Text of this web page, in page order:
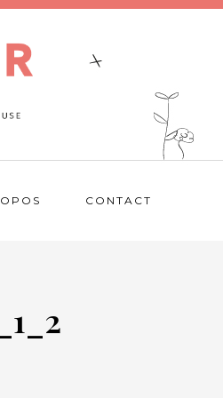
CONTACT